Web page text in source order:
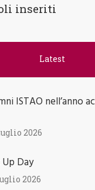
inseriti
Latest
ISTAO nell’anno
2026
Day
2026